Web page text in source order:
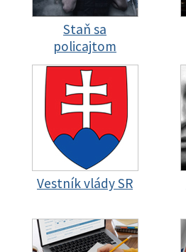
Staň sa
policajtom
Vestník vlády SR